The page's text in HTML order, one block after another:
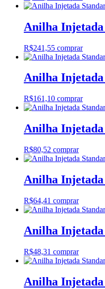
Anilha
R$241,55 comprar
Anilha
R$161,10 comprar
Anilha
R$80,52 comprar
Anilha
R$64,41 comprar
Anilha
R$48,31 comprar
Anilha